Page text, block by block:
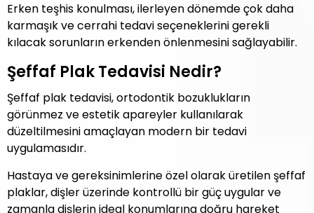
Erken teşhis konulması, ilerleyen dönemde çok daha
karmaşık ve cerrahi tedavi seçeneklerini gerekli
kılacak sorunların erkenden önlenmesini sağlayabilir.
Şeffaf Plak Tedavisi Nedir?
Şeffaf plak tedavisi, ortodontik bozuklukların
görünmez ve estetik apareyler kullanılarak
düzeltilmesini amaçlayan modern bir tedavi
uygulamasıdır.
Hastaya ve gereksinimlerine özel olarak üretilen şeffaf
plaklar, dişler üzerinde kontrollü bir güç uygular ve
zamanla dişlerin ideal konumlarına doğru hareket